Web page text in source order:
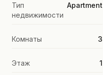
Тип
недвижимости
Apartment
Комнаты 3
Этаж 1